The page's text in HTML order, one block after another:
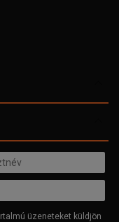
üzeneteket küldjön